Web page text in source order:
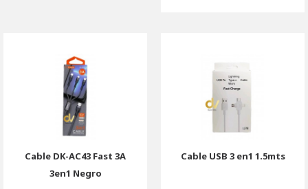
Cable DK-AC43 Fast 3A
3en1 Negro
Cable USB 3 en1 1.5mts